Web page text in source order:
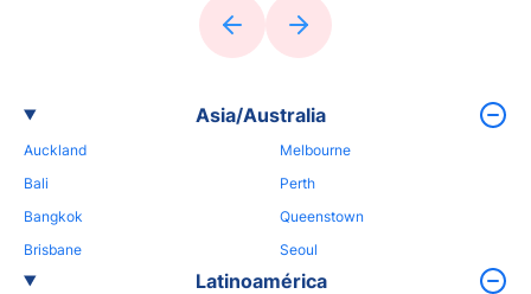
Asia/Australia
Auckland
Bali
Bangkok
Brisbane
Melbourne
Perth
Queenstown
Seoul
Latinoamérica